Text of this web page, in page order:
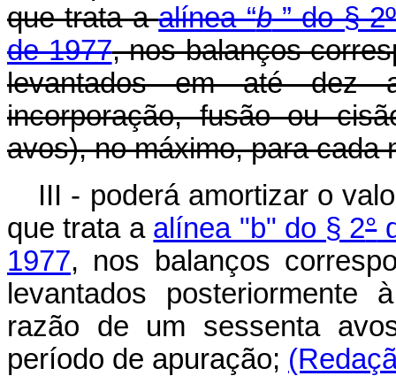
que trata aalínea “b” do §
de 1977, nos balanços
levantados em até dez
incorporação, fusão ou
avos), no máximo, para cada
III - poderá amortizar o
que trata a alínea "b" do § 2°
1977, nos balanços
levantados
razão de um sessenta
período de apuração;